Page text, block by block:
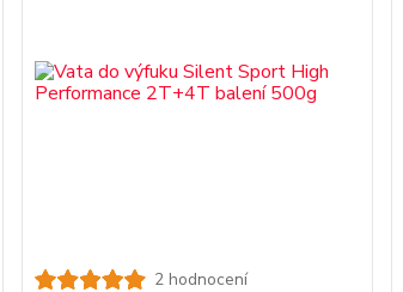
2 hodnocení